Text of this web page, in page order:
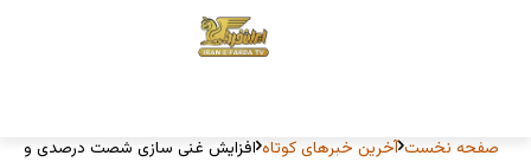
صفحه نخست آخرین خبرهای کوتاه افزایش غنی سازی شصت درصدی و